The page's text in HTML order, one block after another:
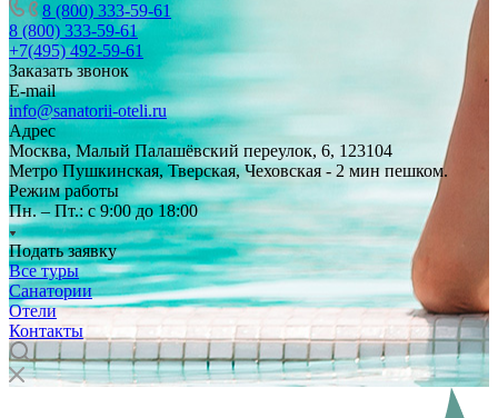
8 (800) 333-59-61
8 (800) 333-59-61
+7(495) 492-59-61
Заказать звонок
E-mail
info@sanatorii-oteli.ru
Адрес
Москва, Малый Палашёвский переулок, 6, 123104
Метро Пушкинская, Тверская, Чеховская - 2 мин пешком.
Режим работы
Пн. – Пт.: с 9:00 до 18:00
Подать заявку
Все туры
Санатории
Отели
Контакты